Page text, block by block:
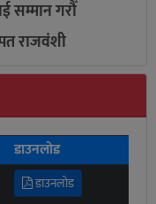
सम्मान गरौँ
राजवंशी
डाउनलोड
डाउनलोड